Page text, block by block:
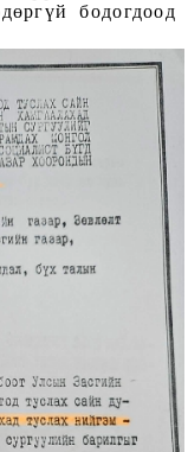
бодогдоод